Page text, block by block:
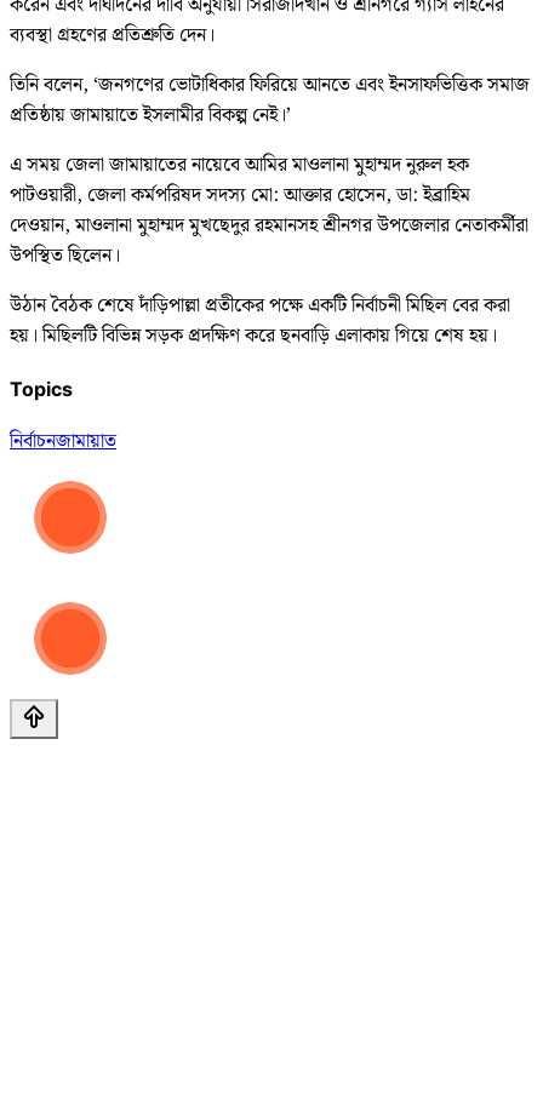
ব্যবস্থা গ্রহণের প্রতিশ্রুতি দেন।
তিনি বলেন, ‘জনগণের ভোটাধিকার ফিরিয়ে আনতে এবং ইনসাফভিত্তিক সমাজ
প্রতিষ্ঠায় জামায়াতে ইসলামীর বিকল্প নেই।’
এ সময় জেলা জামায়াতের নায়েবে আমির মাওলানা মুহাম্মদ নুরুল হক
পাটওয়ারী, জেলা কর্মপরিষদ সদস্য মো: আক্তার হোসেন, ডা: ইব্রাহিম
দেওয়ান, মাওলানা মুহাম্মদ মুখছেদুর রহমানসহ শ্রীনগর উপজেলার নেতাকর্মীরা
উপস্থিত ছিলেন।
উঠান বৈঠক শেষে দাঁড়িপাল্লা প্রতীকের পক্ষে একটি নির্বাচনী মিছিল বের করা
হয়। মিছিলটি বিভিন্ন সড়ক প্রদক্ষিণ করে ছনবাড়ি এলাকায় গিয়ে শেষ হয়।
Topics
নির্বাচনজামায়াত